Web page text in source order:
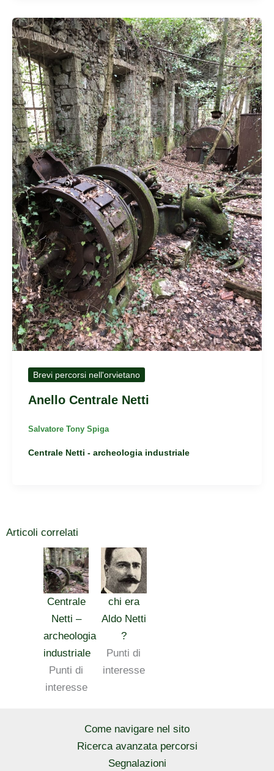
Brevi percorsi nell'orvietano
Anello Centrale Netti
Salvatore Tony Spiga
Centrale Netti - archeologia industriale
Articoli correlati
Centrale
Netti –
archeologia
industriale
Punti di
interesse
chi era
Aldo Netti
?
Punti di
interesse
Come navigare nel sito
Ricerca avanzata percorsi
Segnalazioni